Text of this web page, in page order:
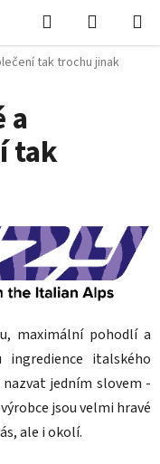
Hledat
KOŠÍK
tak trochu jinak
a
tak
maximální pohodlí a
italského
jedním slovem -
jsou velmi hravé
ale i okolí.